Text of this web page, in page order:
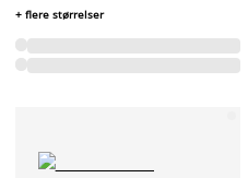
+ flere størrelser